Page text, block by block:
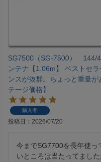
SG7500（SG-7500） 144/
ンテナ【1.06m】 ベストセ
ンスが抜群。ちょっと重量
テージ価格】
購入者
投稿日 2026/07/20
今までSG7700を長年使っ
いところは当たってまし